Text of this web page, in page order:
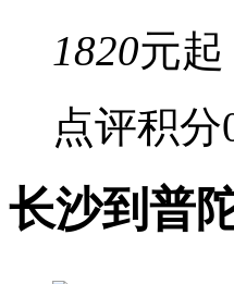
1820元起
点评积分
长沙到普